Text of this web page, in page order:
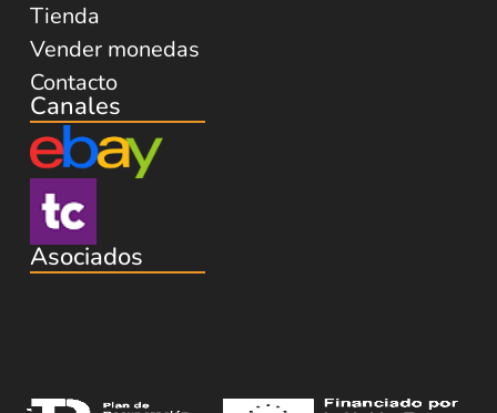
Tienda
Vender monedas
Contacto
Canales
Asociados